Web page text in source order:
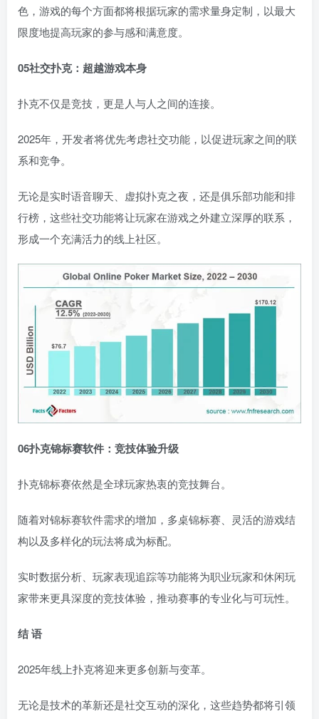
色，游戏的每个方面都将根据玩家的需求量身定制，以最大
限度地提高玩家的参与感和满意度。
05社交扑克：超越游戏本身
扑克不仅是竞技，更是人与人之间的连接。
2025年，开发者将优先考虑社交功能，以促进玩家之间的联
系和竞争。
无论是实时语音聊天、虚拟扑克之夜，还是俱乐部功能和排
行榜，这些社交功能将让玩家在游戏之外建立深厚的联系，
形成一个充满活力的线上社区。
06扑克锦标赛软件：竞技体验升级
扑克锦标赛依然是全球玩家热衷的竞技舞台。
随着对锦标赛软件需求的增加，多桌锦标赛、灵活的游戏结
构以及多样化的玩法将成为标配。
实时数据分析、玩家表现追踪等功能将为职业玩家和休闲玩
家带来更具深度的竞技体验，推动赛事的专业化与可玩性。
结 语
2025年线上扑克将迎来更多创新与变革。
无论是技术的革新还是社交互动的深化，这些趋势都将引领